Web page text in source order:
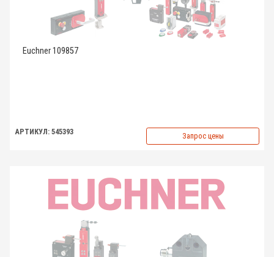
Euchner 109857
АРТИКУЛ: 545393 Запрос цены